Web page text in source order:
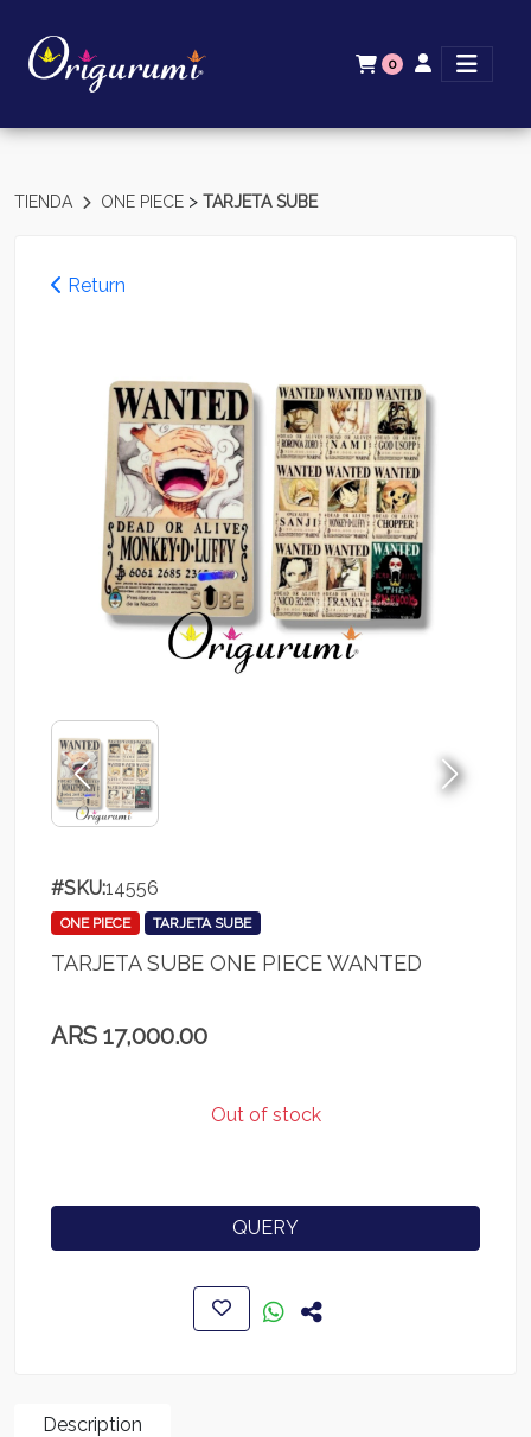
0
TIENDA ONE PIECE > TARJETA SUBE
Return
#SKU:14556
ONE PIECE TARJETA SUBE
TARJETA SUBE ONE PIECE WANTED
ARS 17,000.00
Out of stock
QUERY
Description